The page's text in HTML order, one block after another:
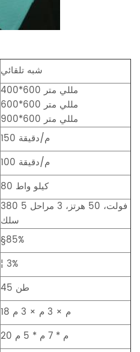
شبه تلقائي
400*600 مللي متر
600*600 مللي متر
900*600 مللي متر
150 م/دقيقة
100 م/دقيقة
80 كيلو واط
380 فولت، 50 هرتز، 3 مراحل 5
سلك
§85%
¦ 3%
45 طن
18 م × 3 م × 3 م
20 م * 7 م * 5 م